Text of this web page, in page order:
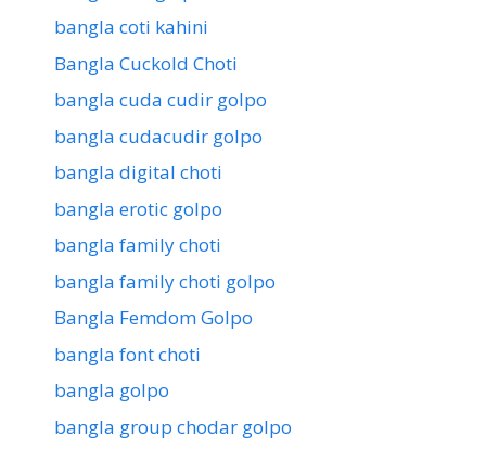
bangla coti kahini
Bangla Cuckold Choti
bangla cuda cudir golpo
bangla cudacudir golpo
bangla digital choti
bangla erotic golpo
bangla family choti
bangla family choti golpo
Bangla Femdom Golpo
bangla font choti
bangla golpo
bangla group chodar golpo